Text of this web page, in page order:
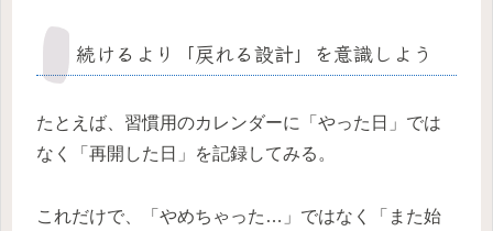
続けるより「戻れる設計」を意識しよう
たとえば、習慣用のカレンダーに「やった日」では
なく「再開した日」を記録してみる。
これだけで、「やめちゃった…」ではなく「また始